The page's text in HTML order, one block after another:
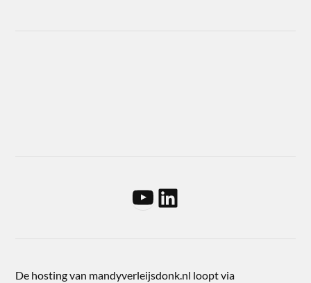
De hosting van mandyverleijsdonk.nl loopt via